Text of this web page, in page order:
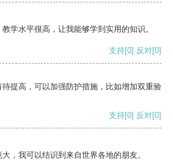
学水平很高，让我能够学到实用的知识。
支持[0] 反对[0]
提高，可以加强防护措施，比如增加双重验
支持[0] 反对[0]
，我可以结识到来自世界各地的朋友。